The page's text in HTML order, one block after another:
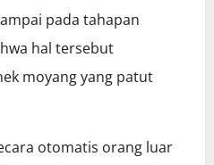
pada tahapan
hal tersebut
moyang yang patut
otomatis orang luar